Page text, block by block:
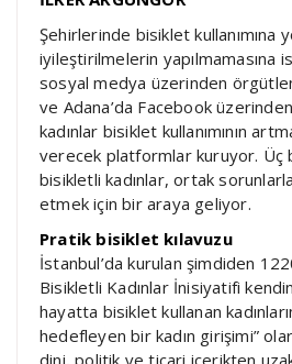
Şehirlerinde bisiklet kullanımına
iyileştirilmelerin yapılmamasına
sosyal medya üzerinden
ve Adana’da Facebook
kadınlar bisiklet kullanımının
verecek platformlar kuruyor. Üç
bisikletli kadınlar, ortak
etmek için bir araya geliyor.
Pratik bisiklet kılavuzu
İstanbul’da kurulan şimdiden
Bisikletli Kadınlar İnisiyatifi
hayatta bisiklet kullanan
hedefleyen bir kadın girişimi”